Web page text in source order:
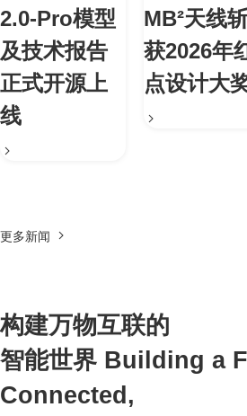
2.0-Pro模型
及技术报告
正式开源上
线
MB²天线
获2026年
点设计大
更多新闻
构建万物互联的
智能世界 Building a
Connected,